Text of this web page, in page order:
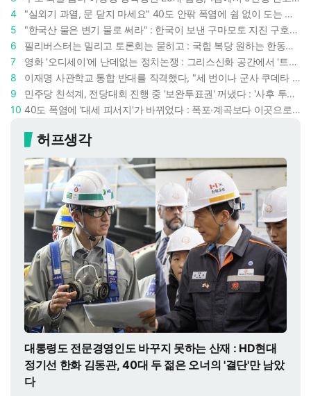
4
"실외기 과열, 문 닫지 마세요" 40도 안팎 폭염에 쉼 없이 도는 에어컨 : 화재 위험 경고등!
5
"한국산 물은 변기 물로 써라" : 한국이 보낸 구마모토 지진 구호품에 한 일본인의 '어처구니 없는' 반응
6
필리버스터는 밀리고 토론회는 묻히고 : 국힘 복당 원하는 한동훈, '검사 정치'의 한계만 드러내나
7
영화 '오디세이'에 난데없는 정치논쟁 : 그리스신화 공간에서 '트럼프 전쟁의 참혹함'이 보인다
8
이재명 사관학교 통합 반대를 직격했다, "세 번이나 군사 쿠데타 했는데 압도적 지위"
9
민주당 친석계, 전당대회 진행 중 '보완투표권' 꺼냈다 : '사후 투표 허용' 무리수에 정청래 "투표 쿠데타"
10
40도 폭염에 '대세 피서지'가 바뀌었다 : 폭포·계곡보다 이곳으로 더 몰린다
허프생각
대통령도 전문경영인도 바꾸지 못하는 산재 : HD현대
정기선 한화 김동관, 40대 두 젊은 오너의 '결단'만 남았
다